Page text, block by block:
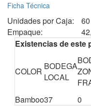
Ficha Técnica
Unidades por Caja:
Empaque:
Existencias de este
COLOR BODEGA
LOCAL
Bamboo37 0